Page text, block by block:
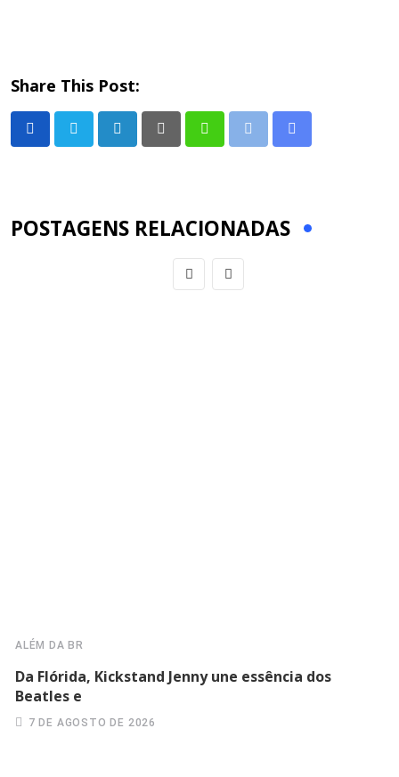
Share This Post:
POSTAGENS RELACIONADAS
ALÉM DA BR
Da Flórida, Kickstand Jenny une essência dos
Beatles e
7 DE AGOSTO DE 2026